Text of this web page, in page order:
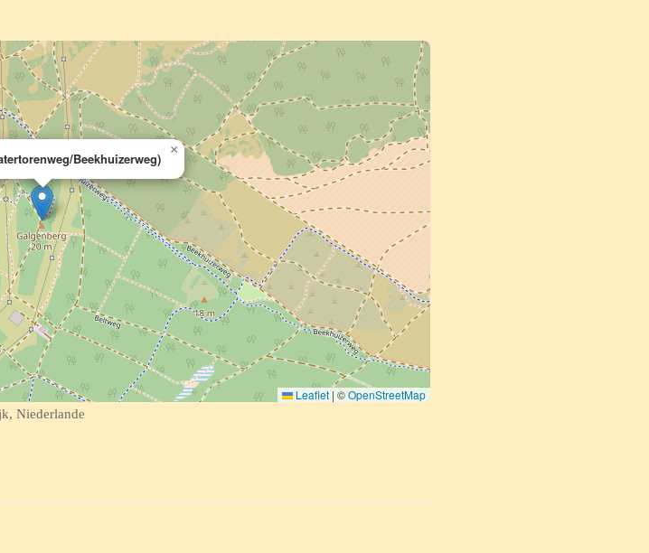
Beekhuizerweg)
×
Leaflet | ©OpenStreetMap
Niederlande